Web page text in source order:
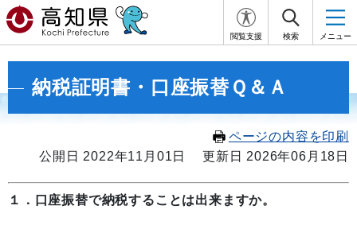
閲覧支援 検索 メニュー
納税証明書・口座振替Ｑ＆Ａ
ページの内容を印刷
公開日 2022年11月01日
更新日 2026年06月18日
１．口座振替で納税することは出来ますか。